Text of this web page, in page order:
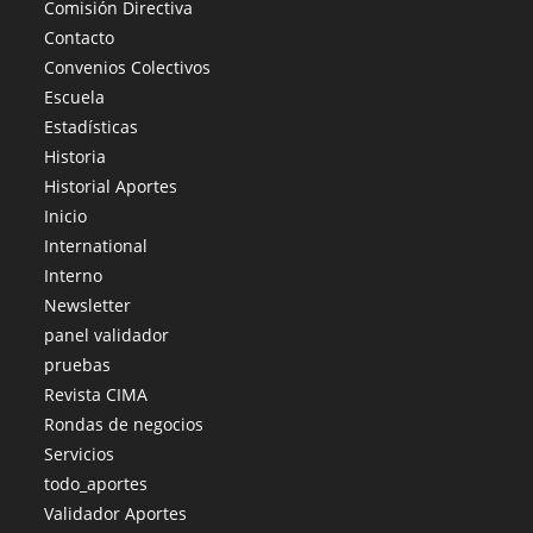
Comisión Directiva
Contacto
Convenios Colectivos
Escuela
Estadísticas
Historia
Historial Aportes
Inicio
International
Interno
Newsletter
panel validador
pruebas
Revista CIMA
Rondas de negocios
Servicios
todo_aportes
Validador Aportes